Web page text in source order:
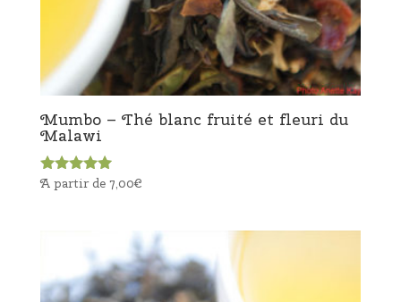
Mumbo – Thé blanc fruité et fleuri du
Malawi
Note
A partir de 7,00€